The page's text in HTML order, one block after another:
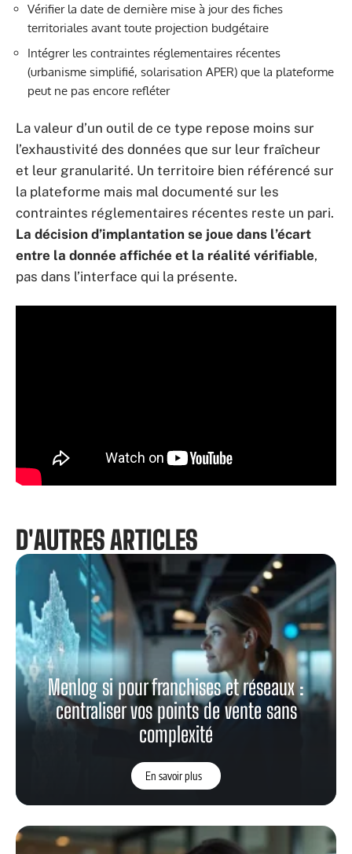
Vérifier la date de dernière mise à jour des fiches
territoriales avant toute projection budgétaire
Intégrer les contraintes réglementaires récentes
(urbanisme simplifié, solarisation APER) que la plateforme
peut ne pas encore refléter
La valeur d’un outil de ce type repose moins sur
l’exhaustivité des données que sur leur fraîcheur
et leur granularité. Un territoire bien référencé sur
la plateforme mais mal documenté sur les
contraintes réglementaires récentes reste un pari.
La décision d’implantation se joue dans l’écart
entre la donnée affichée et la réalité vérifiable,
pas dans l’interface qui la présente.
D'AUTRES ARTICLES
Menlog si pour franchises et réseaux :
centraliser vos points de vente sans
complexité
En savoir plus